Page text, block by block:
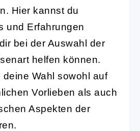
Hier kannst du
und Erfahrungen
bei der Auswahl der
helfen können.
Wahl sowohl auf
Vorlieben als auch
Aspekten der